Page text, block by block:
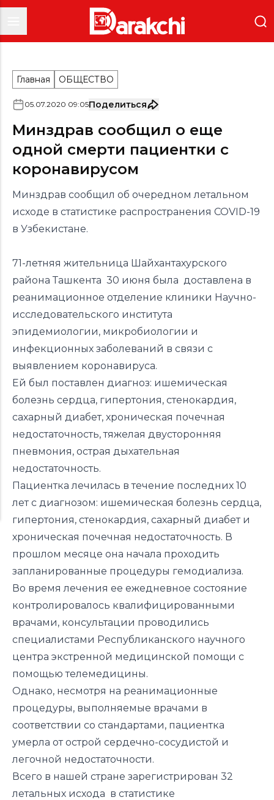
Главная ОБЩЕСТВО
05.07.2020 09:05Поделиться
Минздрав сообщил о еще
одной смерти пациентки с
коронавирусом
Минздрав сообщил об очередном летальном
исходе в статистике распространения COVID-19
в Узбекистане.
71-летняя жительница Шайхантахурского
района Ташкента 30 июня была доставлена в
реанимационное отделение клиники Научно-
исследовательского института
эпидемиологии, микробиологии и
инфекционных заболеваний в связи с
выявлением коронавируса.
Ей был поставлен диагноз: ишемическая
болезнь сердца, гипертония, стенокардия,
сахарный диабет, хроническая почечная
недостаточность, тяжелая двусторонняя
пневмония, острая дыхательная
недостаточность.
Пациентка лечилась в течение последних 10
лет с диагнозом: ишемическая болезнь сердца,
гипертония, стенокардия, сахарный диабет и
хроническая почечная недостаточность. В
прошлом месяце она начала проходить
запланированные процедуры гемодиализа.
Во время лечения ее ежедневное состояние
контролировалось квалифицированными
врачами, консультации проводились
специалистами Республиканского научного
центра экстренной медицинской помощи с
помощью телемедицины.
Однако, несмотря на реанимационные
процедуры, выполняемые врачами в
соответствии со стандартами, пациентка
умерла от острой сердечно-сосудистой и
легочной недостаточности.
Всего в нашей стране зарегистрирован 32
летальных исхода в статистике